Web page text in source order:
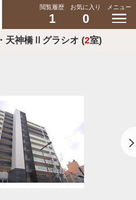
閲覧履歴
1
お気に入り
0
メニュー
天神橋Ⅱグラシオ (2室)